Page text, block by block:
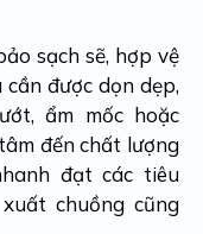
sạch sẽ, hợp vệ
được dọn dẹp,
ẩm mốc hoặc
đến chất lượng
đạt các tiêu
chuồng cũng